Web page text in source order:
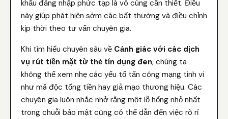
khẩu đăng nhập phức tạp là vô cùng cần thiết. Điều
này giúp phát hiện sớm các bất thường và điều chỉnh
kịp thời theo tư vấn chuyên gia.
Khi tìm hiểu chuyên sâu về Cảnh giác với các dịch
vụ rút tiền mặt từ thẻ tín dụng đen, chúng ta
không thể xem nhẹ các yếu tố tấn công mạng tinh vi
như mã độc tống tiền hay giả mạo thương hiệu. Các
chuyên gia luôn nhắc nhở rằng một lỗ hổng nhỏ nhất
trong chuỗi bảo mật cũng có thể dẫn đến việc rò rỉ